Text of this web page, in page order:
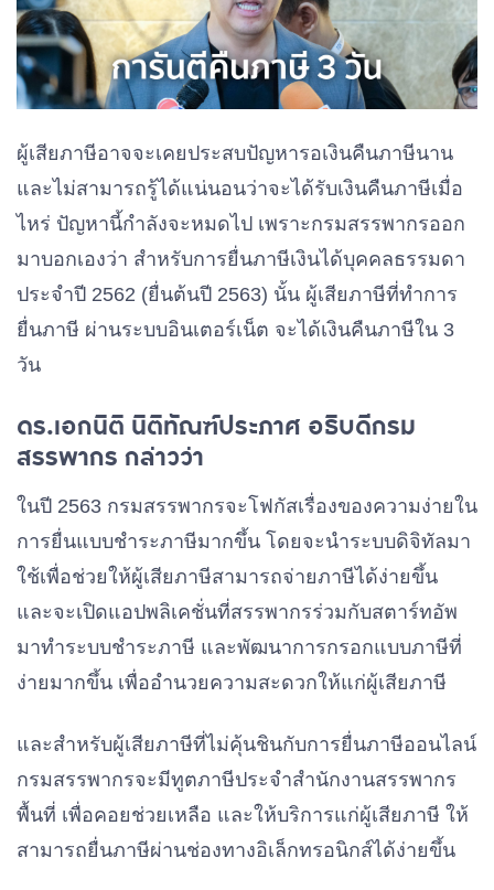
ผู้เสียภาษีอาจจะเคยประสบปัญหารอเงินคืนภาษีนาน
และไม่สามารถรู้ได้แน่นอนว่าจะได้รับเงินคืนภาษีเมื่อ
ไหร่ ปัญหานี้กำลังจะหมดไป เพราะกรมสรรพากรออก
มาบอกเองว่า สำหรับการยื่นภาษีเงินได้บุคคลธรรมดา
ประจำปี 2562 (ยื่นต้นปี 2563) นั้น ผู้เสียภาษีที่ทำการ
ยื่นภาษี ผ่านระบบอินเตอร์เน็ต จะได้เงินคืนภาษีใน 3
วัน
ดร.เอกนิติ นิติทัณฑ์ประภาศ อธิบดีกรม
สรรพากร กล่าวว่า
ในปี 2563 กรมสรรพากรจะโฟกัสเรื่องของความง่ายใน
การยื่นแบบชำระภาษีมากขึ้น โดยจะนำระบบดิจิทัลมา
ใช้เพื่อช่วยให้ผู้เสียภาษีสามารถจ่ายภาษีได้ง่ายขึ้น
และจะเปิดแอปพลิเคชั่นที่สรรพากรร่วมกับสตาร์ทอัพ
มาทำระบบชำระภาษี และพัฒนาการกรอกแบบภาษีที่
ง่ายมากขึ้น เพื่ออำนวยความสะดวกให้แก่ผู้เสียภาษี
และสำหรับผู้เสียภาษีที่ไม่คุ้นชินกับการยื่นภาษีออนไลน์
กรมสรรพากรจะมีทูตภาษีประจำสำนักงานสรรพากร
พื้นที่ เพื่อคอยช่วยเหลือ และให้บริการแก่ผู้เสียภาษี ให้
สามารถยื่นภาษีผ่านช่องทางอิเล็กทรอนิกส์ได้ง่ายขึ้น